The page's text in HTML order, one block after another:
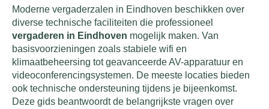
Moderne vergaderzalen in Eindhoven beschikken over
diverse technische faciliteiten die professioneel
vergaderen in Eindhoven mogelijk maken. Van
basisvoorzieningen zoals stabiele wifi en
klimaatbeheersing tot geavanceerde AV-apparatuur en
videoconferencingsystemen. De meeste locaties bieden
ook technische ondersteuning tijdens je bijeenkomst.
Deze gids beantwoordt de belangrijkste vragen over